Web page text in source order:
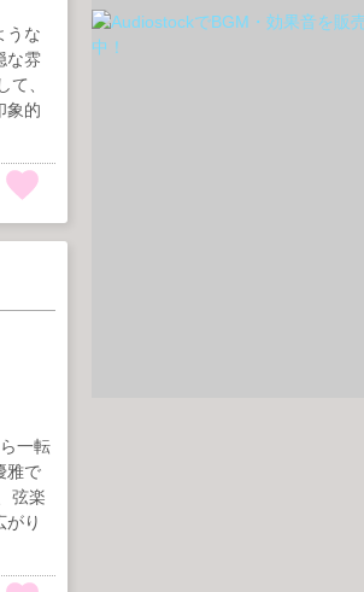
うな
な雰
、
象的
一転
雅で
弦楽
がり